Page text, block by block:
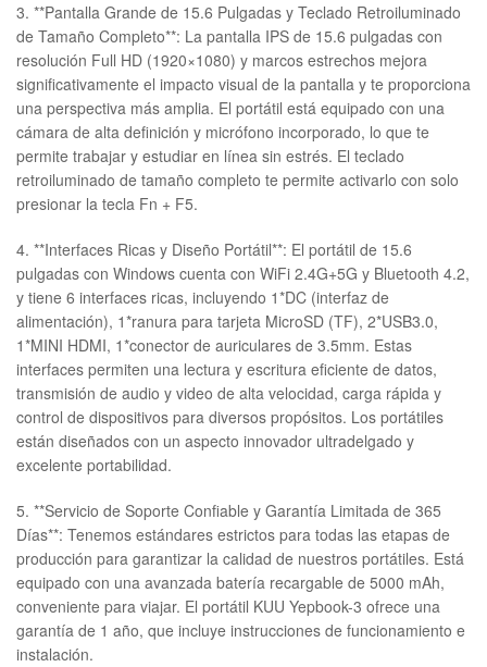
3. **Pantalla Grande de 15.6 Pulgadas y Teclado Retroiluminado
de Tamaño Completo**: La pantalla IPS de 15.6 pulgadas con
resolución Full HD (1920×1080) y marcos estrechos mejora
significativamente el impacto visual de la pantalla y te proporciona
una perspectiva más amplia. El portátil está equipado con una
cámara de alta definición y micrófono incorporado, lo que te
permite trabajar y estudiar en línea sin estrés. El teclado
retroiluminado de tamaño completo te permite activarlo con solo
presionar la tecla Fn + F5.
4. **Interfaces Ricas y Diseño Portátil**: El portátil de 15.6
pulgadas con Windows cuenta con WiFi 2.4G+5G y Bluetooth 4.2,
y tiene 6 interfaces ricas, incluyendo 1*DC (interfaz de
alimentación), 1*ranura para tarjeta MicroSD (TF), 2*USB3.0,
1*MINI HDMI, 1*conector de auriculares de 3.5mm. Estas
interfaces permiten una lectura y escritura eficiente de datos,
transmisión de audio y video de alta velocidad, carga rápida y
control de dispositivos para diversos propósitos. Los portátiles
están diseñados con un aspecto innovador ultradelgado y
excelente portabilidad.
5. **Servicio de Soporte Confiable y Garantía Limitada de 365
Días**: Tenemos estándares estrictos para todas las etapas de
producción para garantizar la calidad de nuestros portátiles. Está
equipado con una avanzada batería recargable de 5000 mAh,
conveniente para viajar. El portátil KUU Yepbook-3 ofrece una
garantía de 1 año, que incluye instrucciones de funcionamiento e
instalación.